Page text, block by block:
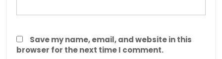
Save my name, email, and website in this
browser for the next time I comment.